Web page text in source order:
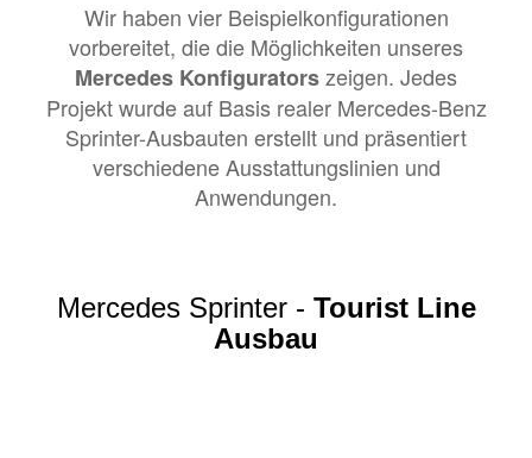
Wir haben vier Beispielkonfigurationen
vorbereitet, die die Möglichkeiten unseres
Mercedes Konfiguratorszeigen. Jedes
Projekt wurde auf Basis realer Mercedes-Benz
Sprinter-Ausbauten erstellt und präsentiert
verschiedene Ausstattungslinien und
Anwendungen.
Mercedes Sprinter - Tourist Line
Ausbau